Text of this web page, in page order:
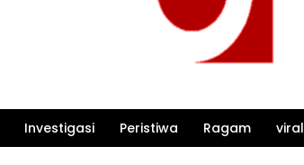
Investigasi Peristiwa Ragam viral